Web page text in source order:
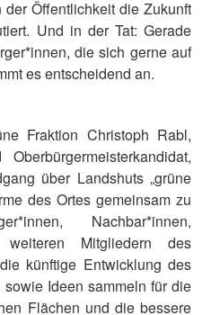
Öffentlichkeit die Zukunft
Und in der Tat: Gerade
die sich gerne auf
es entscheidend an.
Fraktion Christoph Rabl,
,
über Landshuts „grüne
des Ortes gemeinsam zu
Nachbar*innen,
weiteren Mitgliedern des
künftige Entwicklung des
Ideen sammeln für die
Flächen und die bessere